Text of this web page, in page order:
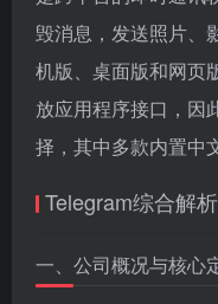
毁消息，发送照片、
机版、桌面版和网页
放应用程序接口，因
择，其中多款内置中文
Telegram综合解
一、公司概况与核心